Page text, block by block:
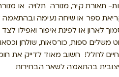
תאורת קיר, מנורה תלויה או
ספר או שיחה נעימה ובהתאמה
לארון או לפינת איפור ואפילו לצד
משלים ספות, כורסאות, שולחן
לחלל! חשוב מאוד לדייק את
בהתאמה לשאר הבחירות